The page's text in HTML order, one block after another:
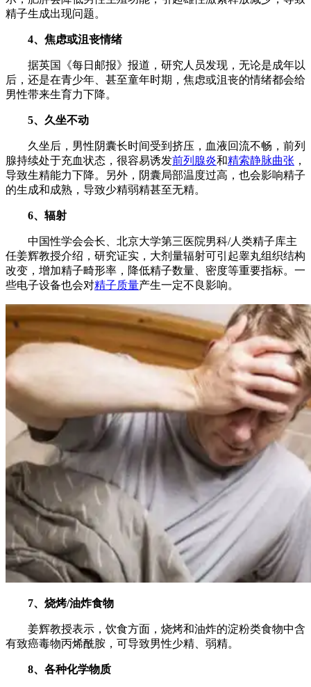
精子生成出现问题。
4、焦虑或沮丧情绪
据英国《每日邮报》报道，研究人员发现，无论是成年以
后，还是在青少年、甚至童年时期，焦虑或沮丧的情绪都会给
男性带来生育力下降。
5、久坐不动
久坐后，男性阴囊长时间受到挤压，血液回流不畅，前列
腺持续处于充血状态，很容易诱发前列腺炎和精索静脉曲张 ，
导致生精能力下降。另外，阴囊局部温度过高，也会影响精子
的生成和成熟，导致少精弱精甚至无精。
6、辐射
中国性学会会长、北京大学第三医院男科/人类精子库主
任姜辉教授介绍，研究证实，大剂量辐射可引起睾丸组织结构
改变，增加精子畸形率，降低精子数量、密度等重要指标。一
些电子设备也会对精子质量产生一定不良影响。
7、烧烤/油炸食物
姜辉教授表示，饮食方面，烧烤和油炸的淀粉类食物中含
有致癌毒物丙烯酰胺，可导致男性少精、弱精。
8、各种化学物质